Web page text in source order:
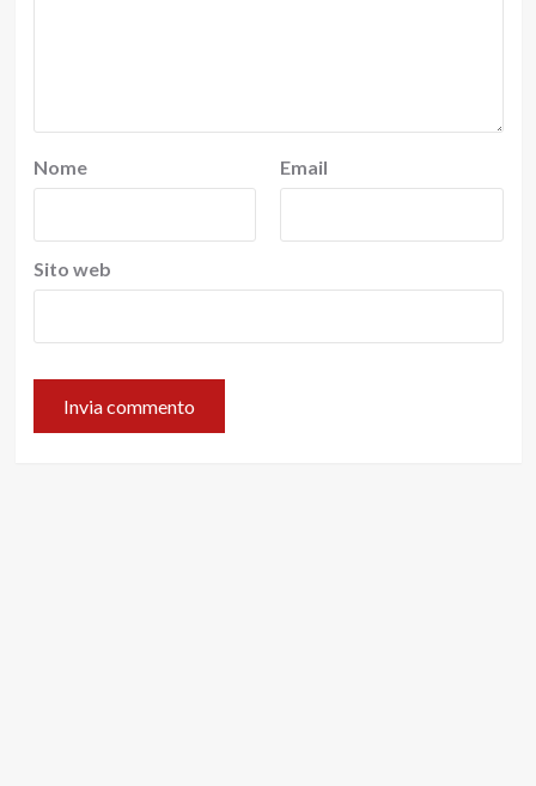
Nome Email
Sito web